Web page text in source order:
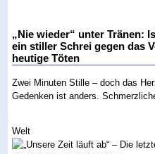
„Nie wieder“ unter Tränen:
ein stiller Schrei gegen das
heutige Töten
Zwei Minuten Stille – doch das
Gedenken ist anders.
Welt